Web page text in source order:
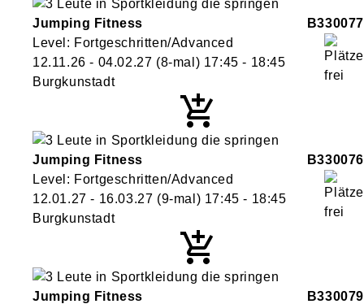
Jumping Fitness
B330077
Level: Fortgeschritten/Advanced
12.11.26 - 04.02.27 (8-mal) 17:45 - 18:45
Burgkunstadt
Jumping Fitness
B330076
Level: Fortgeschritten/Advanced
12.01.27 - 16.03.27 (9-mal) 17:45 - 18:45
Burgkunstadt
Jumping Fitness
B330079